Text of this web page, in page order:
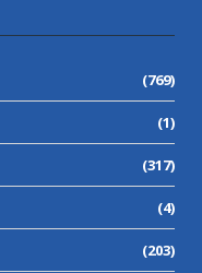
(769)
(1)
(317)
(4)
(203)